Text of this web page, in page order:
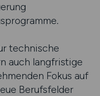
technische
auch langfristige
Fokus auf
Berufsfelder